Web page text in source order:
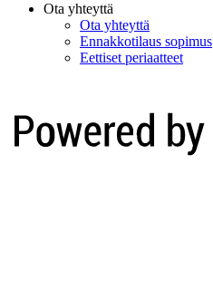
Ota yhteyttä
Ota yhteyttä
Ennakkotilaus sopimus
Eettiset periaatteet